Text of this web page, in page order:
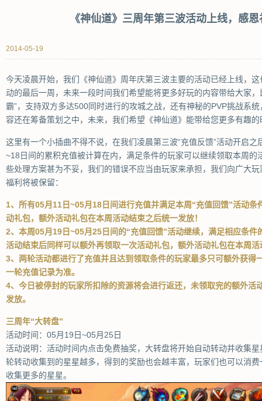
《神仙道》三周年第三波活动上线，感
2014-05-19
今天凌晨开始，我们《神仙道》周年庆第三波主要的活动已经上线，
动的最后一周，未来一段时间我们希望能将更多好玩的内容带给大家
霸”，支持双方多达500同时进行的攻城之战，还有神秘的PVP挑战系
容还在筹备策划之中，未来，我们希望《神仙道》能带给您更多有趣的
这里有一个小插曲不得不说，在我们凌晨第三波“充值反馈”活动开启之
~18日间的累积充值被计算在内，满足条件的玩家可以继续领取本周的
些处理方案甚为不妥，我们的错误不应当由玩家来承担，我们向广大
福利将被保留：
1、所有05月11日~05月18日间进行充值并满足本周“充值回馈”活动条
动礼包，额外活动礼包在本周活动结束之后统一发放！
2、本周05月19日~05月25日间的“充值回馈”活动继续，满足相应条件
活动结束后同样可以额外再领取一次活动礼包，额外活动礼包在本周活
3、两轮活动都进行了充值并且达到领取条件的玩家最多只可额外获得
一轮充值记录为准。
4、今日被停封的玩家所扣除的资源将会进行返还，未领取完的额外活
发放。
三周年“大转盘”
活动时间：05月19日~05月25日
活动说明：活动时间内点击免费抽奖，大转盘将开始自动转动并收集
轮转动收集到的星星越多，得到的奖励也会越丰富，玩家们也可以消
收集更多的星星。